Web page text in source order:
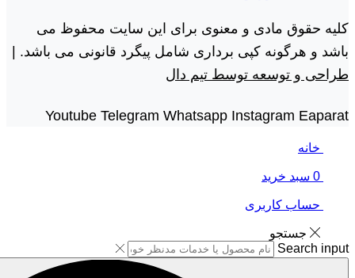
کلیه حقوق مادی و معنوی برای این سایت محفوظ می
باشد و هرگونه کپی برداری شامل پیگرد قانونی می باشد. |
طراحی و توسعه توسط تیم دال
Youtube Telegram Whatsapp Instagram Eaparat
خانه
0 سبد خرید
حساب کاربری
جستجو
Search input